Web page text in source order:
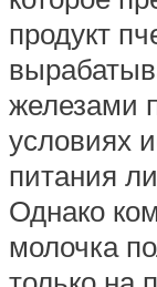
продукт
железами
условиях
питания
Однако
молочка